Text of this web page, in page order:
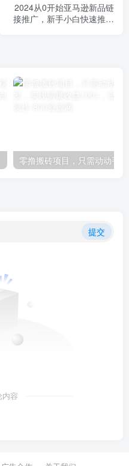
2024从0开始亚马逊新品链
接推广，新手小白快速推广
提交
内容